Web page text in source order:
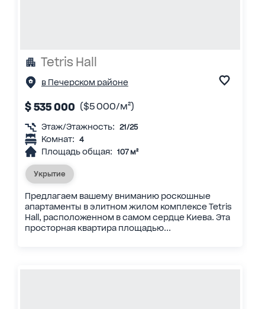
Tetris Hall
в Печерском районе
$ 535 000 ($5 000/м²)
Этаж/Этажность: 21/25
Комнат: 4
Площадь общая: 107 м²
Укрытие
Предлагаем вашему вниманию роскошные
апартаменты в элитном жилом комплексе Tetris
Hall, расположенном в самом сердце Киева. Эта
просторная квартира площадью...